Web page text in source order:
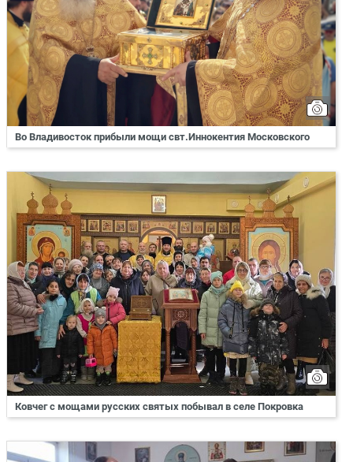
Во Владивосток прибыли мощи свт.Иннокентия Московского
Ковчег с мощами русских святых побывал в селе Покровка